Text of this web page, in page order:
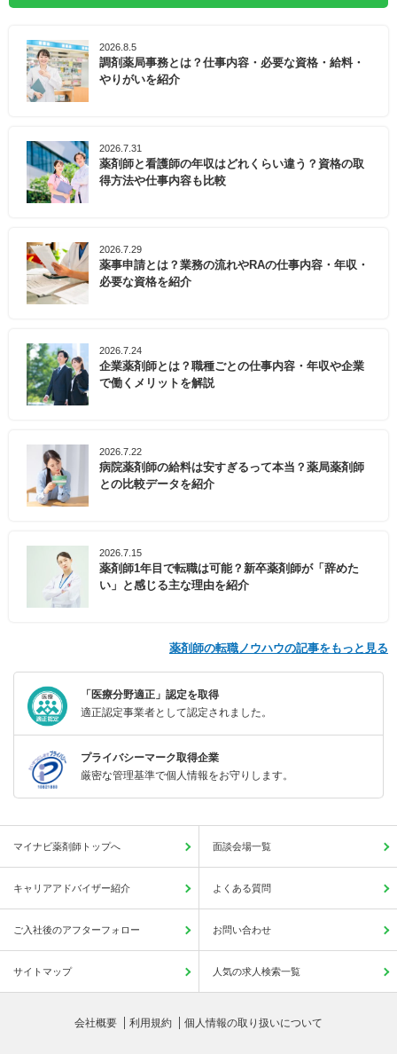
2026.8.5
調剤薬局事務とは？仕事内容・必要な資格・給料・
やりがいを紹介
2026.7.31
薬剤師と看護師の年収はどれくらい違う？資格の取
得方法や仕事内容も比較
2026.7.29
薬事申請とは？業務の流れやRAの仕事内容・年収・
必要な資格を紹介
2026.7.24
企業薬剤師とは？職種ごとの仕事内容・年収や企業
で働くメリットを解説
2026.7.22
病院薬剤師の給料は安すぎるって本当？薬局薬剤師
との比較データを紹介
2026.7.15
薬剤師1年目で転職は可能？新卒薬剤師が「辞めた
い」と感じる主な理由を紹介
薬剤師の転職ノウハウの記事をもっと見る
「医療分野適正」認定を取得
適正認定事業者として認定されました。
プライバシーマーク取得企業
厳密な管理基準で個人情報をお守りします。
マイナビ薬剤師トップへ 面談会場一覧
キャリアアドバイザー紹介 よくある質問
ご入社後のアフターフォロー お問い合わせ
サイトマップ 人気の求人検索一覧
会社概要 利用規約 個人情報の取り扱いについて